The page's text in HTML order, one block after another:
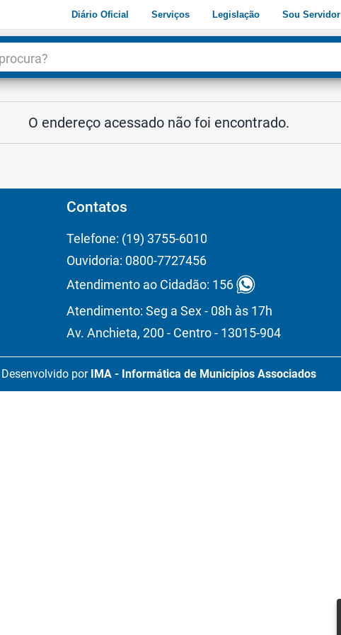
Diário Oficial Serviços Legislação Sou Servidor
O endereço acessado não foi encontrado.
Contatos
Telefone: (19) 3755-6010
Ouvidoria: 0800-7727456
Atendimento ao Cidadão: 156
Atendimento: Seg a Sex - 08h às 17h
Av. Anchieta, 200 - Centro - 13015-904
Desenvolvido por IMA - Informática de Municípios Associados